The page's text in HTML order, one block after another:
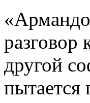
«Армандо
другой
пытается